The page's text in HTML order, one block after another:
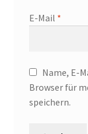
E-Mail *
Name, E-
Browser für
speichern.